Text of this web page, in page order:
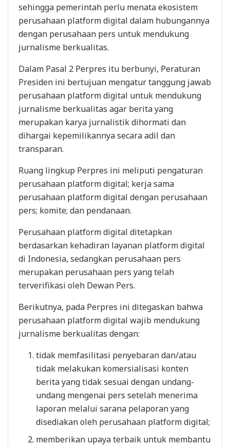
sehingga pemerintah perlu menata ekosistem
perusahaan platform digital dalam hubungannya
dengan perusahaan pers untuk mendukung
jurnalisme berkualitas.
Dalam Pasal 2 Perpres itu berbunyi, Peraturan
Presiden ini bertujuan mengatur tanggung jawab
perusahaan platform digital untuk mendukung
jurnalisme berkualitas agar berita yang
merupakan karya jurnalistik dihormati dan
dihargai kepemilikannya secara adil dan
transparan.
Ruang lingkup Perpres ini meliputi pengaturan
perusahaan platform digital; kerja sama
perusahaan platform digital dengan perusahaan
pers; komite; dan pendanaan.
Perusahaan platform digital ditetapkan
berdasarkan kehadiran layanan platform digital
di Indonesia, sedangkan perusahaan pers
merupakan perusahaan pers yang telah
terverifikasi oleh Dewan Pers.
Berikutnya, pada Perpres ini ditegaskan bahwa
perusahaan platform digital wajib mendukung
jurnalisme berkualitas dengan:
tidak memfasilitasi penyebaran dan/atau
tidak melakukan komersialisasi konten
berita yang tidak sesuai dengan undang-
undang mengenai pers setelah menerima
laporan melalui sarana pelaporan yang
disediakan oleh perusahaan platform digital;
memberikan upaya terbaik untuk membantu